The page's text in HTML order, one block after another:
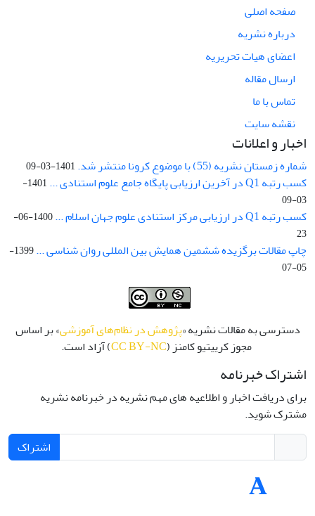
صفحه اصلی
درباره نشریه
اعضای هیات تحریریه
ارسال مقاله
تماس با ما
نقشه سایت
اخبار و اعلانات
شماره زمستان نشریه (55) با موضوع کرونا منتشر شد. 1401-03-09
کسب رتبه Q1 در آخرین ارزیابی پایگاه جامع علوم استنادی ...
1401-
03-09
کسب رتبه Q1 در ارزیابی مرکز استنادی علوم جهان اسلام ...
1400-06-
23
چاپ مقالات برگزیده ششمین همایش بین المللی روان شناسی ...
1399-
05-07
دسترسی به مقالات نشریه «پژوهش در نظام‌های آموزشی» بر اساس
مجوز کرییتیو کامنز (CC BY-NC) آزاد است.
اشتراک خبرنامه
برای دریافت اخبار و اطلاعیه های مهم نشریه در خبرنامه نشریه
مشترک شوید.
اشتراک